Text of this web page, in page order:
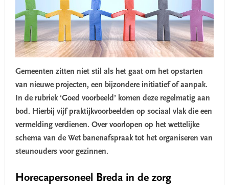
Gemeenten zitten niet stil als het gaat om het opstarten
van nieuwe projecten, een bijzondere initiatief of aanpak.
In de rubriek ‘Goed voorbeeld’ komen deze regelmatig aan
bod. Hierbij vijf praktijkvoorbeelden op sociaal vlak die een
vermelding verdienen. Over voorlopen op het wettelijke
schema van de Wet banenafspraak tot het organiseren van
steunouders voor gezinnen.
Horecapersoneel Breda in de zorg